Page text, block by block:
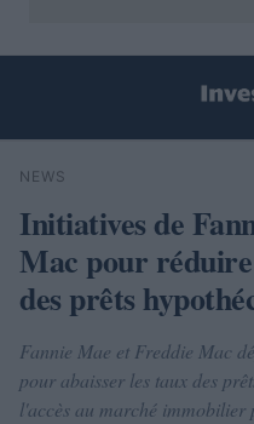
Rechercher
NEWS
Initiatives de
Mac pour
des prêts
Fannie Mae et Freddie Mac
pour abaisser les taux des
l'accès au marché